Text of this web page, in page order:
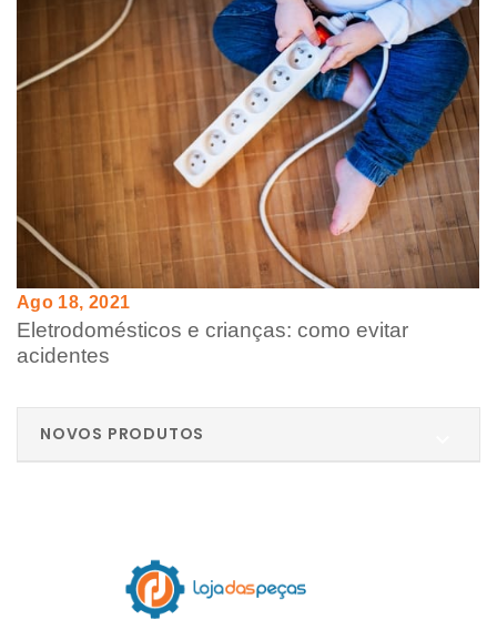
Ago 18, 2021
Eletrodomésticos e crianças: como evitar
acidentes
NOVOS PRODUTOS